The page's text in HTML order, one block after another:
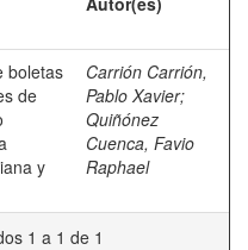
boletas
de
y
Carrión Carrión,
Pablo Xavier;
Quiñónez
Cuenca, Favio
Raphael
1 a 1 de 1